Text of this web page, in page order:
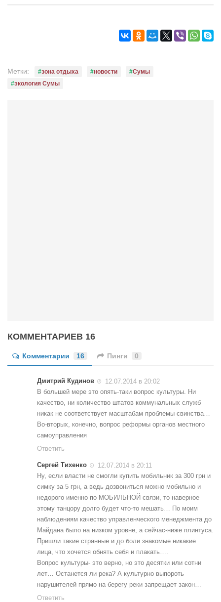
Метки: зона отдыха новости
Сумы
экология Сумы
КОММЕНТАРИЕВ 16
Комментарии 16 Пинги 0
Дмитрий Кудинов
12.07.2014 в 20:02
В большей мере это опять-таки вопрос культуры. Ни
качество, ни количество штатов коммунальных служб
никак не соответствует масштабам проблемы свинства…
Во-вторых, конечно, вопрос реформы органов местного
самоуправления
Ответить
Сергей Тихенко
12.07.2014 в 20:11
Ну, если власти не смогли купить мобильник за 300 грн и
симку за 5 грн, а ведь дозвониться можно мобильно и
недорого именно по МОБИЛЬНОЙ связи, то наверное
этому танцору долго будет что-то мешать… По моим
наблюдениям качество управленческого менеджмента до
Майдана было на низком уровне, а сейчас-ниже плинтуса.
Пришли такие странные и до боли знакомые никакие
лица, что хочется обнять себя и плакать….
Вопрос культуры- это верно, но это десятки или сотни
лет… Останется ли река? А культурно выпороть
нарушителей прямо на берегу реки запрещает закон…
Ответить